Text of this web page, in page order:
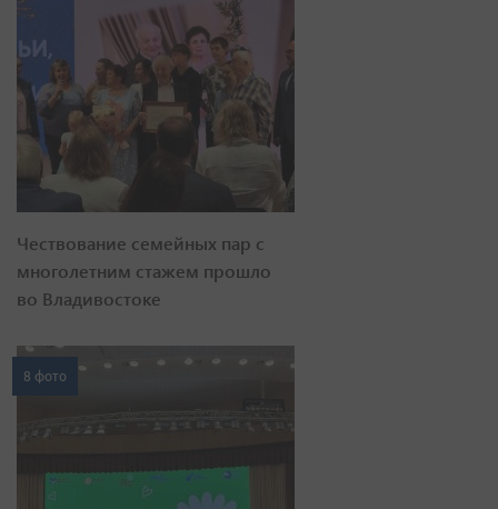
Чествование семейных пар с
многолетним стажем прошло
во Владивостоке
8 фото